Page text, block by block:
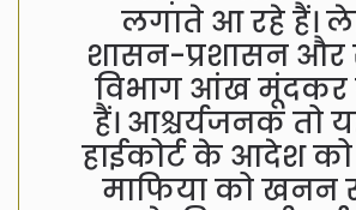
लगाते आ रहे हैं।
शासन-प्रशासन और
विभाग आंख मूंदकर
हैं। आश्चर्यजनक तो
हाईकोर्ट के आदेश
माफिया को खनन